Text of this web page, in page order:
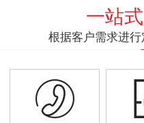
一站
根据客户需求进